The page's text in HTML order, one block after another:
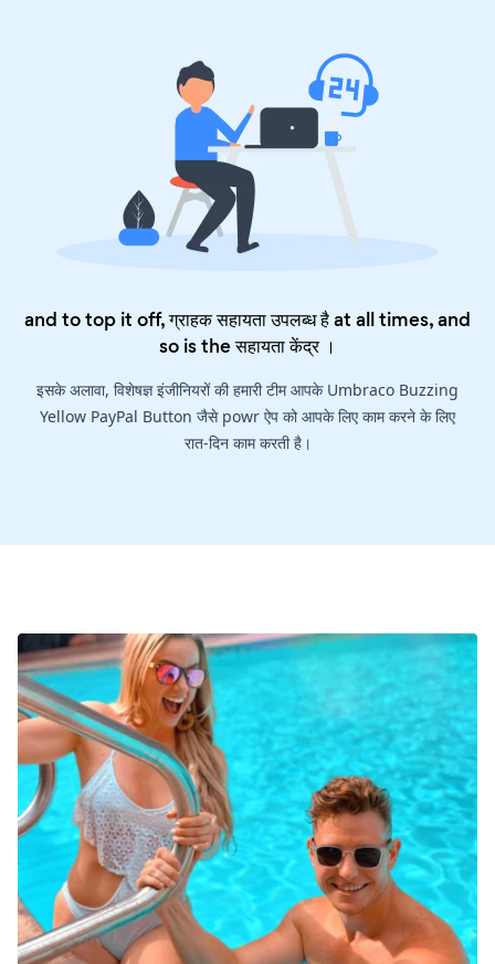
and to top it off, ग्राहक सहायता उपलब्ध है at all times, and
so is theसहायता केंद्र।
इसके अलावा, विशेषज्ञ इंजीनियरों की हमारी टीम आपके Umbraco Buzzing
Yellow PayPal Button जैसे powr ऐप को आपके लिए काम करने के लिए
रात-दिन काम करती है।